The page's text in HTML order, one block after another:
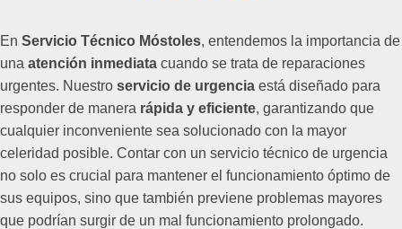
En Servicio Técnico Móstoles, entendemos la importancia de
una atención inmediata cuando se trata de reparaciones
urgentes. Nuestro servicio de urgencia está diseñado para
responder de manera rápida y eficiente, garantizando que
cualquier inconveniente sea solucionado con la mayor
celeridad posible. Contar con un servicio técnico de urgencia
no solo es crucial para mantener el funcionamiento óptimo de
sus equipos, sino que también previene problemas mayores
que podrían surgir de un mal funcionamiento prolongado.